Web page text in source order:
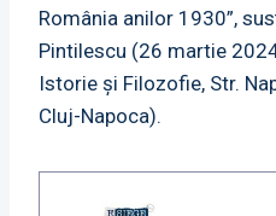
România anilor 1930”,
Pintilescu (26 martie
Istorie și Filozofie, Str.
Cluj-Napoca).